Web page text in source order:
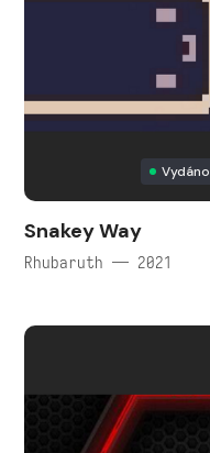
Vydáno
Snakey Way
Rhubaruth — 2021